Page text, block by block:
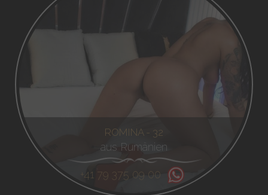
ROMINA - 32
aus Rumänien
+41 79 375 09 00